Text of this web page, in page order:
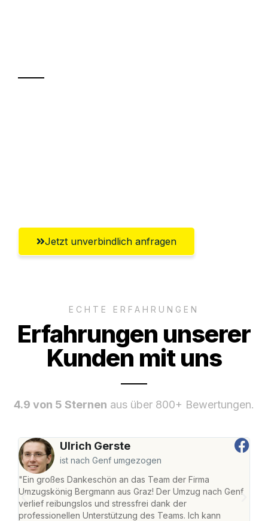
Jetzt unverbindlich anfragen
ECHTE ERFAHRUNGEN
Erfahrungen unserer
Kunden mit uns
4.9 von 5 Sternen aus über 800+ Bewertungen.
Ulrich Gerste
ist nach Genf umgezogen
"Ein großes Dankeschön an das Team der Firma
Umzugskönig Bergmann aus Graz! Der Umzug nach Genf
verlief reibungslos und stressfrei dank der
professionellen Unterstützung des Teams. Ich kann